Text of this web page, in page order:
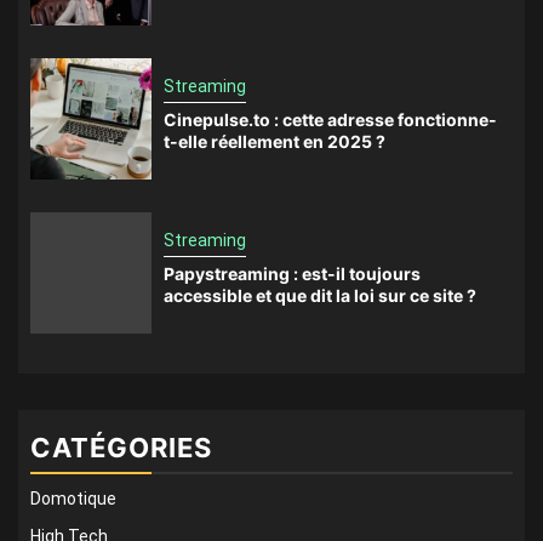
Streaming
Cinepulse.to : cette adresse fonctionne-
t-elle réellement en 2025 ?
Streaming
Papystreaming : est-il toujours
accessible et que dit la loi sur ce site ?
CATÉGORIES
Domotique
High Tech